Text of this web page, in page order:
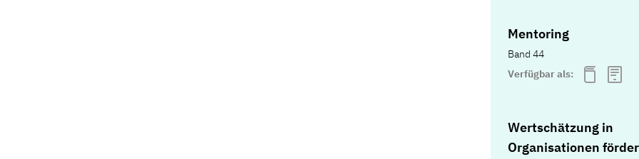
Mentoring
Band 44
Verfügbar als:
Wertschätzung in
Organisationen